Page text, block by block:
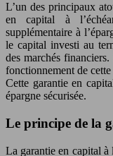
L’un des principaux
en capital à
supplémentaire à
le capital investi au
des marchés
fonctionnement de
Cette garantie en
épargne sécurisée.
Le principe de la
La garantie en capital à